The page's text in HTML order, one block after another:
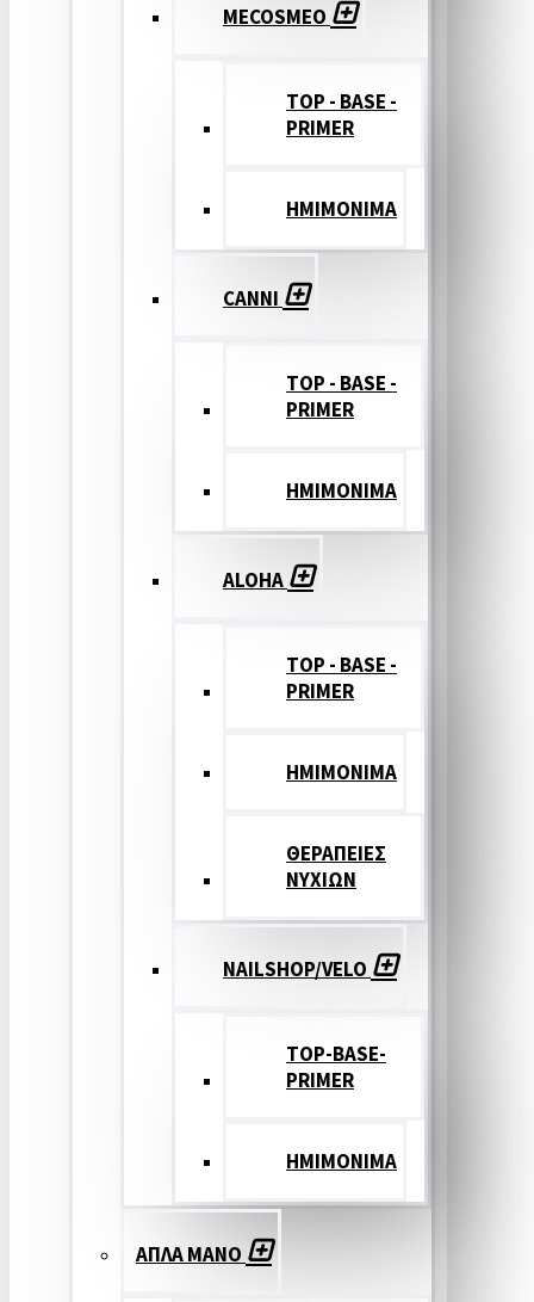
MECOSMEO
TOP - BASE -
PRIMER
ΗΜΙΜΟΝΙΜΑ
CANNI
TOP - BASE -
PRIMER
ΗΜΙΜΟΝΙΜΑ
ALOHA
TOP - BASE -
PRIMER
ΗΜΙΜΟΝΙΜΑ
ΘΕΡΑΠΕΙΕΣ
ΝΥΧΙΩΝ
NAILSHOP/VELO
TOP-BASE-
PRIMER
ΗΜΙΜΟΝΙΜΑ
ΑΠΛΑ ΜΑΝΟ